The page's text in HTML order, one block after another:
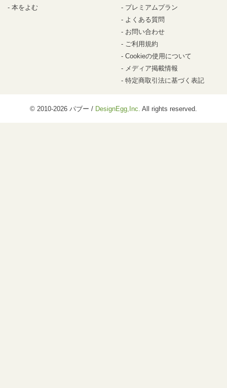
本をよむ
プレミアムプラン
よくある質問
お問い合わせ
ご利用規約
Cookieの使用について
メディア掲載情報
特定商取引法に基づく表記
© 2010-2026 パブー / DesignEgg,Inc. All rights reserved.